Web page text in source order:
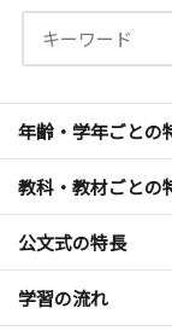
年齢・学年ごとの
教科・教材ごとの
公文式の特長
学習の流れ